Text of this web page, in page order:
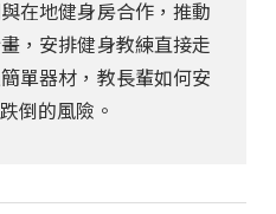
在地健身房合作，推動
，安排健身教練直接走
單器材，教長輩如何安
倒的風險。